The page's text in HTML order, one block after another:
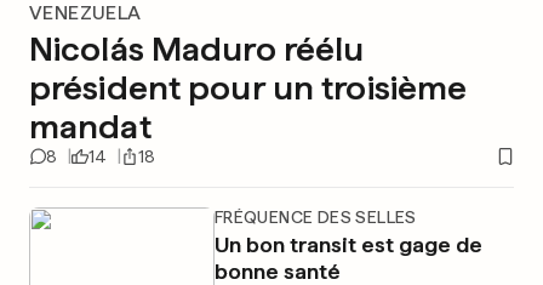
VENEZUELA
Nicolás Maduro réélu
président pour un troisième
mandat
8 14 18
FRÉQUENCE DES SELLES
Un bon transit est gage de
bonne santé